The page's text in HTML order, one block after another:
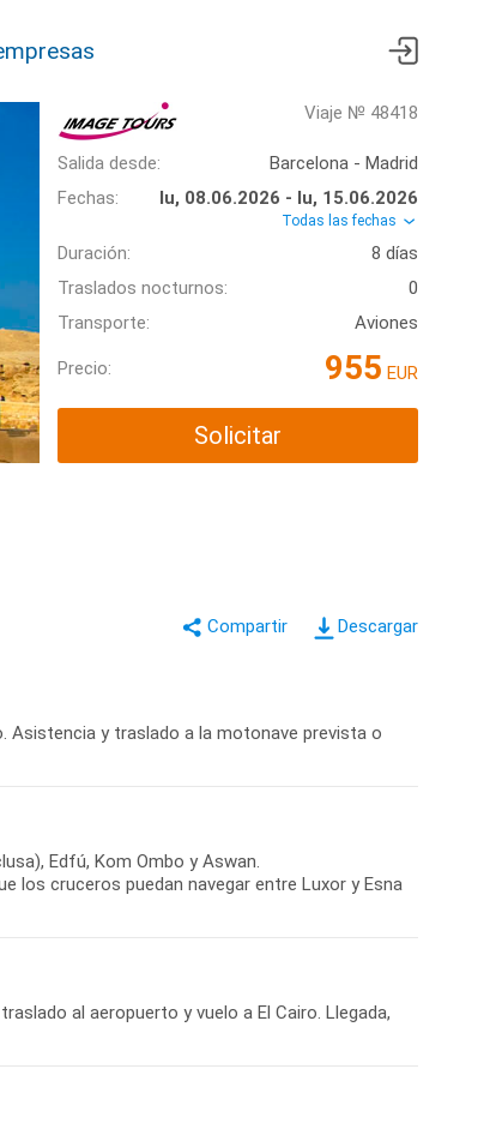
Viaje № 48418
Salida desde:
Barcelona - Madrid
Fechas:
lu, 08.06.2026 - lu, 15.06.2026
Todas las fechas
Duración:
8 días
Traslados nocturnos:
0
Transporte:
Aviones
Precio: 955 EUR
Solicitar
Descargar
Asistencia y traslado a la motonave prevista o
Edfú, Kom Ombo y Aswan.
los cruceros puedan navegar entre Luxor y Esna
al aeropuerto y vuelo a El Cairo. Llegada,